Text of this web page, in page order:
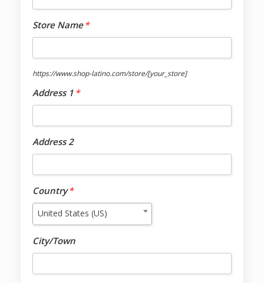
Store Name *
https://www.shop-latino.com/store/[your_store]
Address 1 *
Address 2
Country*
United States (US)
City/Town